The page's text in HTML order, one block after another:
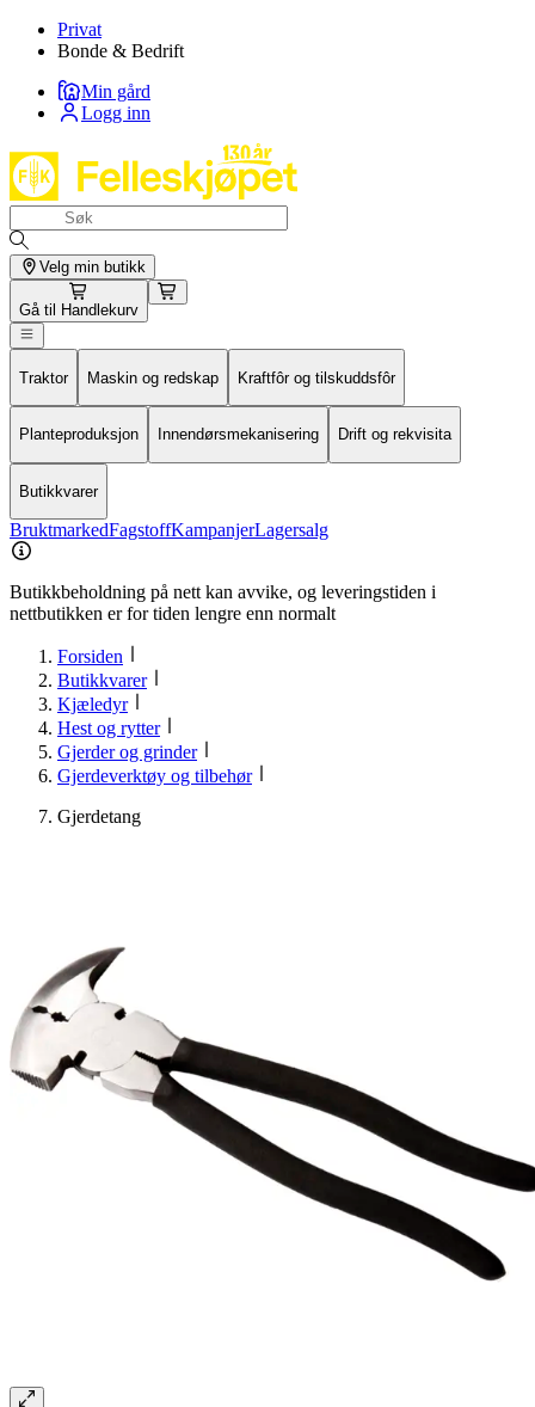
Privat
Bonde & Bedrift
Min gård
Logg inn
Velg min butikk
Gå til Handlekurv
Traktor Maskin og redskap Kraftfôr og tilskuddsfôr
Planteproduksjon Innendørsmekanisering Drift og rekvisita
Butikkvarer
BruktmarkedFagstoffKampanjerLagersalg
Butikkbeholdning på nett kan avvike, og leveringstiden i
nettbutikken er for tiden lengre enn normalt
Forsiden
Butikkvarer
Kjæledyr
Hest og rytter
Gjerder og grinder
Gjerdeverktøy og tilbehør
Gjerdetang